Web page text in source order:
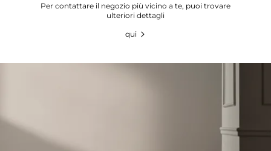
Per contattare il negozio più vicino a te, puoi trovare
ulteriori dettagli
qui